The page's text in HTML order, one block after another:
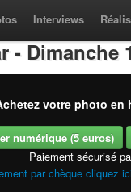
Interviews
- Dimanche
votre photo en
numérique (5 euros)
Paiement sécurisé
par chèque cliquez